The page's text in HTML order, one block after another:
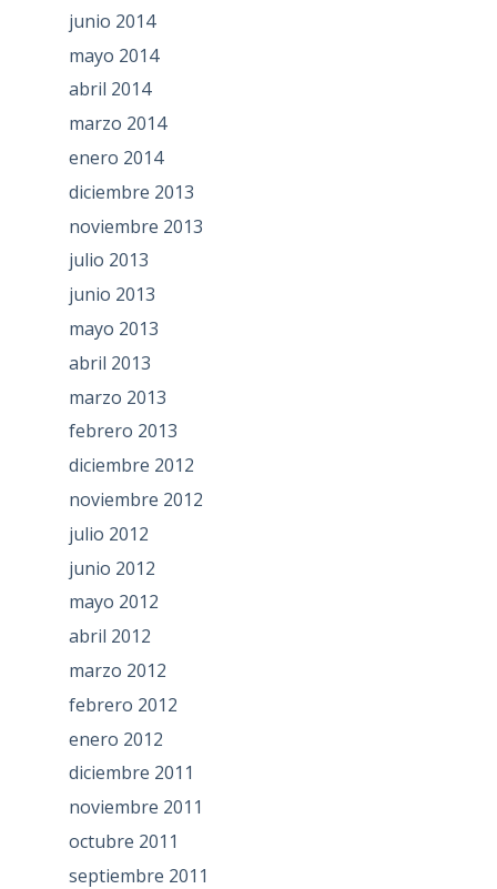
junio 2014
mayo 2014
abril 2014
marzo 2014
enero 2014
diciembre 2013
noviembre 2013
julio 2013
junio 2013
mayo 2013
abril 2013
marzo 2013
febrero 2013
diciembre 2012
noviembre 2012
julio 2012
junio 2012
mayo 2012
abril 2012
marzo 2012
febrero 2012
enero 2012
diciembre 2011
noviembre 2011
octubre 2011
septiembre 2011